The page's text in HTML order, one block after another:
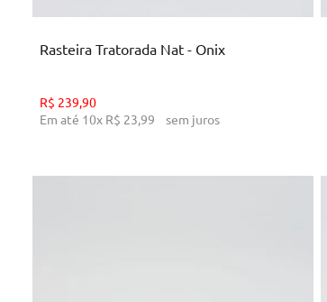
Rasteira Tratorada Nat - Onix
R$ 239,90
Em até 10x R$ 23,99 sem juros